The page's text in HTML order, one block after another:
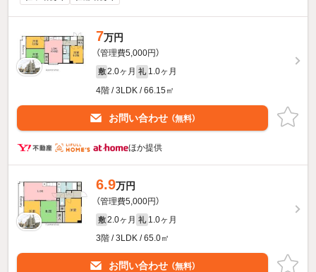
7万円
（管理費5,000円）
敷 2.0ヶ月 礼 1.0ヶ月
4階 / 3LDK / 66.15㎡
お問い合わせ （無料）
ほか提供
6.9万円
（管理費5,000円）
敷 2.0ヶ月 礼 1.0ヶ月
3階 / 3LDK / 65.0㎡
お問い合わせ （無料）